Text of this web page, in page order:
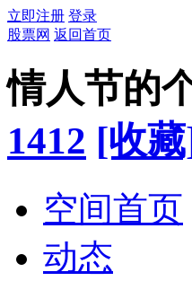
立即注册 登录
股票网 返回首页
情人节的
1412 [收
空间首页
动态